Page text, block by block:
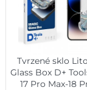
Tvrzené sklo
Glass Box D+
17 Pro Max-18